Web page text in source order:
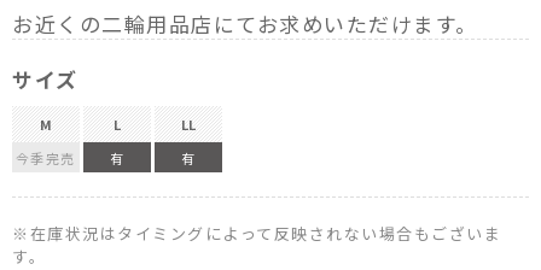
お近くの二輪用品店にてお求めいただけます。
サイズ
M
今季完売
L
有
LL
有
※在庫状況はタイミングによって反映されない場合もございま
す。